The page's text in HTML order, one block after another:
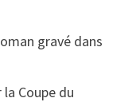
gravé dans
Coupe du